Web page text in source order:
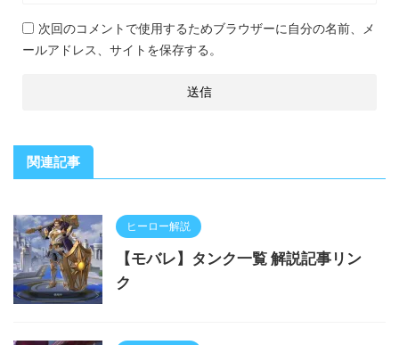
次回のコメントで使用するためブラウザーに自分の名前、メ
ールアドレス、サイトを保存する。
関連記事
ヒーロー解説
【モバレ】タンク一覧 解説記事リン
ク